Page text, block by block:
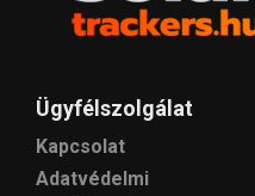
Ügyfélszolgálat
Kapcsolat
Adatvédelmi